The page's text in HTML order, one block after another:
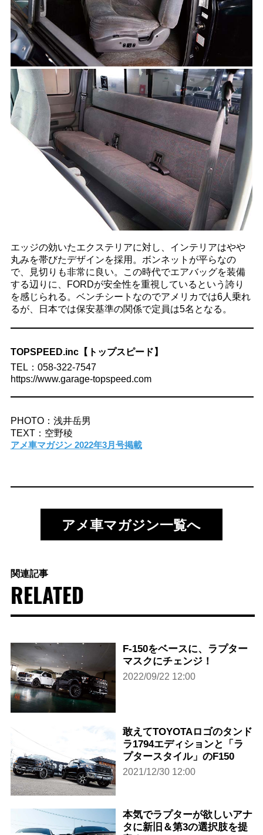
エッジの効いたエクステリアに対し、インテリアはやや
丸みを帯びたデザインを採用。ボンネットが平らなの
で、見切りも非常に良い。この時代でエアバッグを装備
する辺りに、FORDが安全性を重視しているという誇り
を感じられる。ベンチシートなのでアメリカでは6人乗れ
るが、日本では保安基準の関係で定員は5名となる。
TOPSPEED.inc【トップスピード】
TEL：058-322-7547
https://www.garage-topspeed.com
PHOTO：浅井岳男
TEXT：空野稜
アメ車マガジン 2022年3月号掲載
アメ車マガジン一覧へ
関連記事
RELATED
F-150をベースに、ラプター
マスクにチェンジ！
2022/09/22 12:00
敢えてTOYOTAロゴのタンド
ラ1794エディションと「ラ
プタースタイル」のF150
2021/12/30 12:00
本気でラプターが欲しいアナ
タに新旧＆第3の選択肢を提